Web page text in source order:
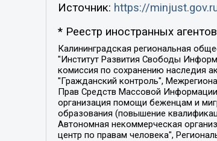
Источник: https://
* Реестр иностранных
Калининградская региональная общественная организация "Экозащита!-Женсовет", Фонд содействия защите прав и свобод граждан "Общественный вердикт", Фонд "Институт Развития Свободы Информации", Частное учреждение "Информационное агентство МЕМО. РУ", Региональная общественная организация "Общественная комиссия по сохранению наследия академика Сахарова", Фонд поддержки свободы прессы, Санкт-Петербургская общественная правозащитная организация "Гражданский контроль", Межрегиональная общественная организация "Информационно-просветительский центр "Мемориал", Региональный Фонд "Центр Защиты Прав Средств Массовой Информации", с 05.12.2023 Фонд "Центр Защиты Прав Средств массовой информации", Региональная общественная благотворительная организация помощи беженцам и мигрантам "Гражданское содействие", Негосударственное образовательное учреждение дополнительного профессионального образования (повышение квалификации) специалистов "АКАДЕМИЯ ПО ПРАВАМ ЧЕЛОВЕКА", Свердловская региональная общественная организация "Сутяжник", Автономная некоммерческая организация "Центр независимых социологических исследований", Союз общественных объединений "Российский исследовательский центр по правам человека", Региональное общественное учреждение научно-информационный центр "МЕМОРИАЛ", Некоммерческая организация "Фонд защиты гласности", Автономная некоммерческая организация "Институт прав человека", Городская общественная организация "Екатеринбургское общество "МЕМОРИАЛ", Городская общественная организация "Рязанское историко-просветительское и правозащитное общество "Мемориал" (Рязанский Мемориал), Челябинский региональный орган общественной самодеятельности – женское общественное объединение "Женщины Евразии", Челябинский региональный орган общественной самодеятельности "Уральская правозащитная группа", Фонд содействия защите здоровья и социальной справедливости имени Андрея Рылькова, Автономная Некоммерческая Организация "Аналитический Центр Юрия Левады", Автономная некоммерческая организация социальной поддержки населения "Проект Апрель", Региональная общественная организация помощи женщинам и детям, находящимся в кризисной ситуации "Информационно-